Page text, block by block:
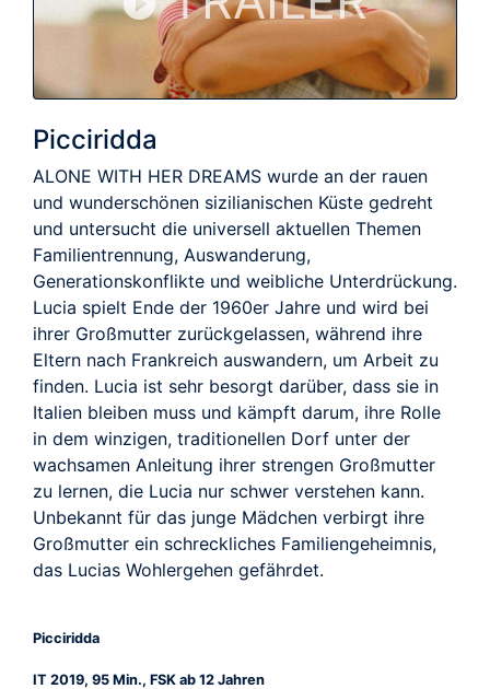
Picciridda
ALONE WITH HER DREAMS wurde an der rauen
und wunderschönen sizilianischen Küste gedreht
und untersucht die universell aktuellen Themen
Familientrennung, Auswanderung,
Generationskonflikte und weibliche Unterdrückung.
Lucia spielt Ende der 1960er Jahre und wird bei
ihrer Großmutter zurückgelassen, während ihre
Eltern nach Frankreich auswandern, um Arbeit zu
finden. Lucia ist sehr besorgt darüber, dass sie in
Italien bleiben muss und kämpft darum, ihre Rolle
in dem winzigen, traditionellen Dorf unter der
wachsamen Anleitung ihrer strengen Großmutter
zu lernen, die Lucia nur schwer verstehen kann.
Unbekannt für das junge Mädchen verbirgt ihre
Großmutter ein schreckliches Familiengeheimnis,
das Lucias Wohlergehen gefährdet.
Picciridda
IT 2019, 95 Min., FSK ab 12 Jahren